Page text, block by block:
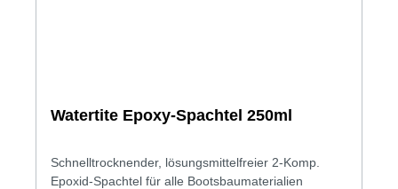
Watertite Epoxy-Spachtel 250ml
Schnelltrocknender, lösungsmittelfreier 2-Komp.
Epoxid-Spachtel für alle Bootsbaumaterialien